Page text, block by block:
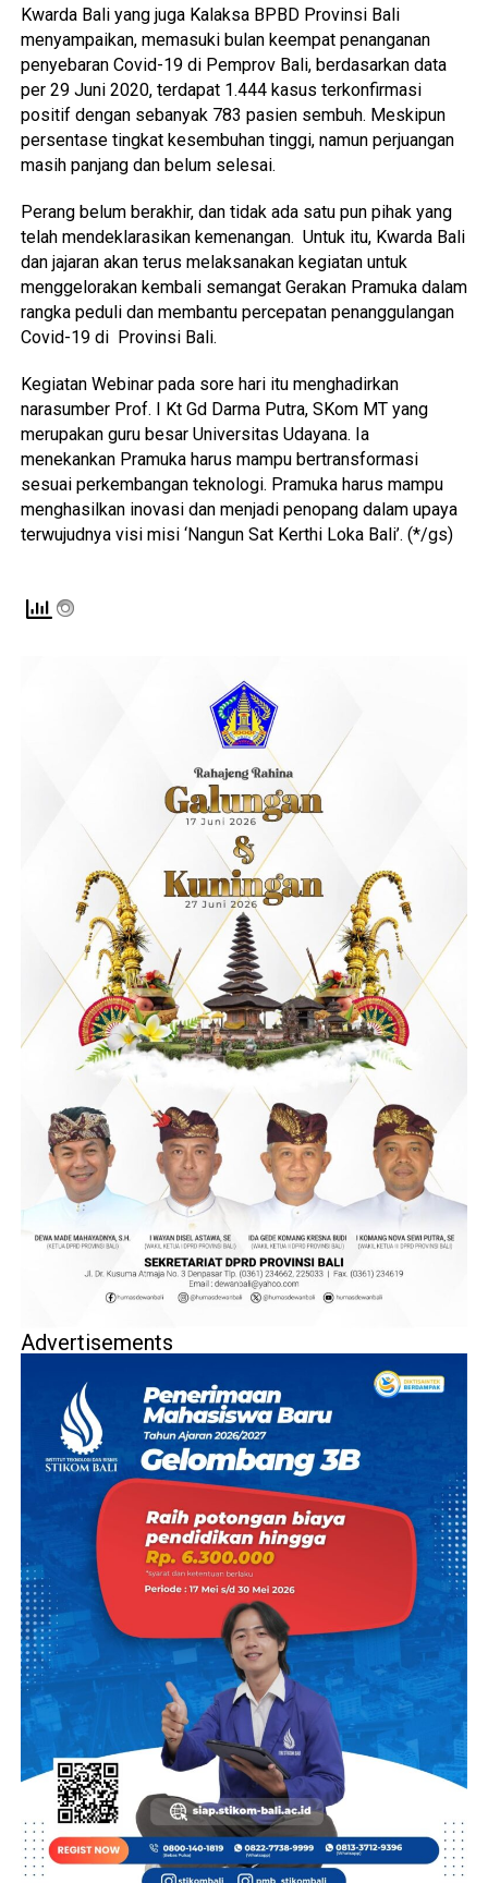
Kwarda Bali yang juga Kalaksa BPBD Provinsi Bali
menyampaikan, memasuki bulan keempat penanganan
penyebaran Covid-19 di Pemprov Bali, berdasarkan data
per 29 Juni 2020, terdapat 1.444 kasus terkonfirmasi
positif dengan sebanyak 783 pasien sembuh. Meskipun
persentase tingkat kesembuhan tinggi, namun perjuangan
masih panjang dan belum selesai.
Perang belum berakhir, dan tidak ada satu pun pihak yang
telah mendeklarasikan kemenangan. Untuk itu, Kwarda Bali
dan jajaran akan terus melaksanakan kegiatan untuk
menggelorakan kembali semangat Gerakan Pramuka dalam
rangka peduli dan membantu percepatan penanggulangan
Covid-19 di Provinsi Bali.
Kegiatan Webinar pada sore hari itu menghadirkan
narasumber Prof. I Kt Gd Darma Putra, SKom MT yang
merupakan guru besar Universitas Udayana. Ia
menekankan Pramuka harus mampu bertransformasi
sesuai perkembangan teknologi. Pramuka harus mampu
menghasilkan inovasi dan menjadi penopang dalam upaya
terwujudnya visi misi ‘Nangun Sat Kerthi Loka Bali’. (*/gs)
Advertisements